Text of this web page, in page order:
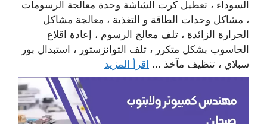
السوداء ، تعطيل كرت الشاشة وحدة معالجة الرسومات
، مشاكل وحدات الطاقة و التغذية ، معالجة مشاكل
الحرارة الزائدة ، تلف معالج الرسوم ، إعادة اقلاع
الحاسوب بشكل متكرر ، تلف التوانزستور ، استبدال بور
سبلاي ، تنظيف مآخذ ... اقرأ المزيد